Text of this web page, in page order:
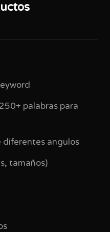
palabras para
angulos
tamaños)